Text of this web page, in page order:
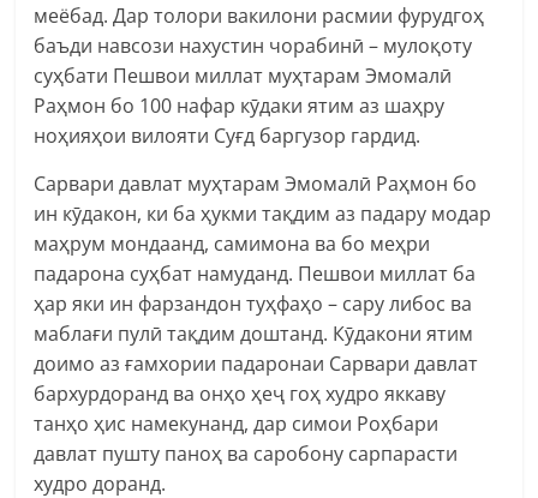
меёбад. Дар толори вакилони расмии фурудгоҳ
баъди навсози нахустин чорабинӣ – мулоқоту
суҳбати Пешвои миллат муҳтарам Эмомалӣ
Раҳмон бо 100 нафар кӯдаки ятим аз шаҳру
ноҳияҳои вилояти Суғд баргузор гардид.
Сарвари давлат муҳтарам Эмомалӣ Раҳмон бо
ин кӯдакон, ки ба ҳукми тақдим аз падару модар
маҳрум мондаанд, самимона ва бо меҳри
падарона суҳбат намуданд. Пешвои миллат ба
ҳар яки ин фарзандон туҳфаҳо – сару либос ва
маблағи пулӣ тақдим доштанд. Кӯдакони ятим
доимо аз ғамхории падаронаи Сарвари давлат
бархурдоранд ва онҳо ҳеҷ гоҳ худро яккаву
танҳо ҳис намекунанд, дар симои Роҳбари
давлат пушту паноҳ ва саробону сарпарасти
худро доранд.